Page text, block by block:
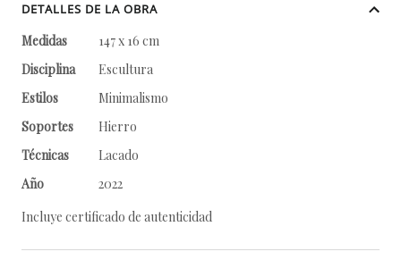
DETALLES DE LA OBRA
Medidas
147 x 16 cm
Disciplina
Escultura
Estilos
Minimalismo
Soportes
Hierro
Técnicas
Lacado
Año
2022
Incluye certificado de autenticidad